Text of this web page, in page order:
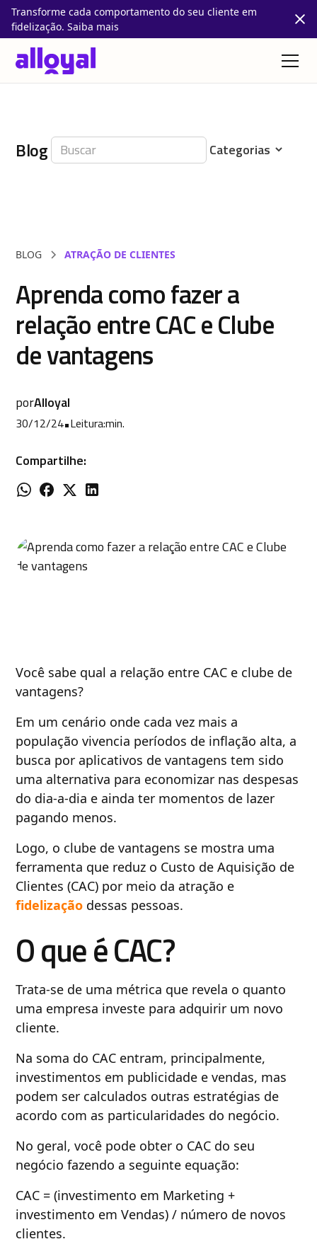
Transforme cada comportamento do seu cliente em
fidelização. Saiba mais
Blog
BLOG ATRAÇÃO DE CLIENTES
Aprenda como fazer a
relação entre CAC e Clube
de vantagens
porAlloyal
30/12/24•Leitura:min.
Compartilhe:
Você sabe qual a relação entre CAC e clube de
vantagens?
Em um cenário onde cada vez mais a
população vivencia períodos de inflação alta, a
busca por aplicativos de vantagens tem sido
uma alternativa para economizar nas despesas
do dia-a-dia e ainda ter momentos de lazer
pagando menos.
Logo, o clube de vantagens se mostra uma
ferramenta que reduz o Custo de Aquisição de
Clientes (CAC) por meio da atração e
fidelização dessas pessoas.
O que é CAC?
Trata-se de uma métrica que revela o quanto
uma empresa investe para adquirir um novo
cliente.
Na soma do CAC entram, principalmente,
investimentos em publicidade e vendas, mas
podem ser calculados outras estratégias de
acordo com as particularidades do negócio.
No geral, você pode obter o CAC do seu
negócio fazendo a seguinte equação:
CAC = (investimento em Marketing +
investimento em Vendas) / número de novos
clientes.